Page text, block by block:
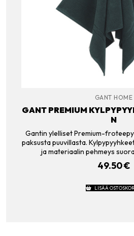
GANT HOME
GANT PREMIUM
N
Gantin ylelliset Premium-
paksusta puuvillasta.
ja materiaalin pehmeys
49.50€
LISÄÄ